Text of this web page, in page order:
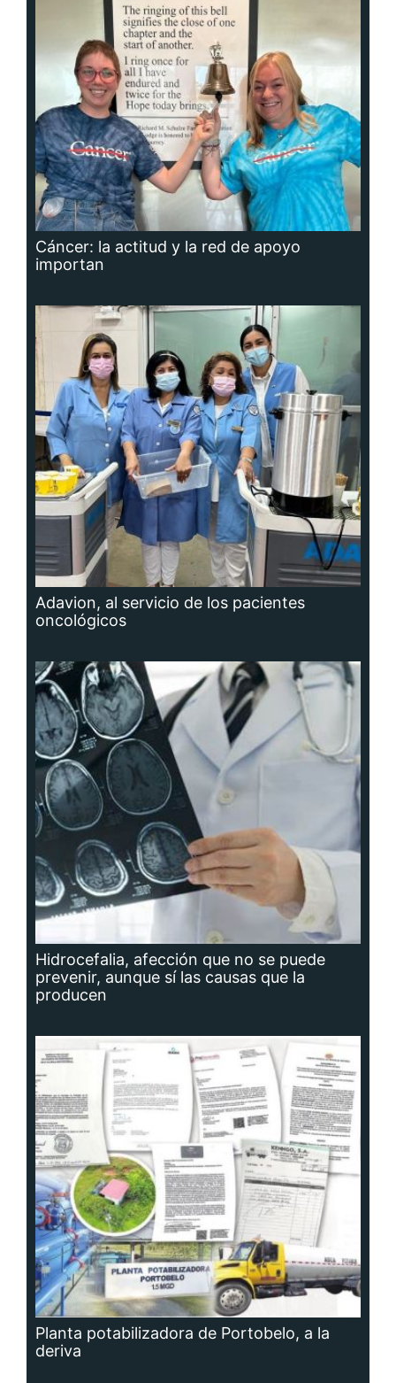
Cáncer: la actitud y la red de apoyo
importan
Adavion, al servicio de los pacientes
oncológicos
Hidrocefalia, afección que no se puede
prevenir, aunque sí las causas que la
producen
Planta potabilizadora de Portobelo, a la
deriva